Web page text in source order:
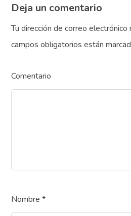
Deja un comentario
Tu dirección de correo electrónico
campos obligatorios están
Comentario
Nombre*